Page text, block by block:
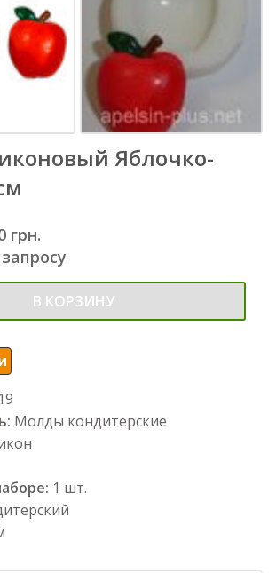
Яблочко-
грн.
В КОРЗИНУ
Молды кондитерские
1 шт.